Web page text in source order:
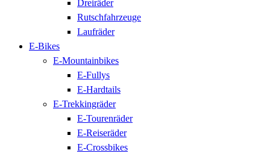
Dreiräder
Rutschfahrzeuge
Laufräder
E-Bikes
E-Mountainbikes
E-Fullys
E-Hardtails
E-Trekkingräder
E-Tourenräder
E-Reiseräder
E-Crossbikes